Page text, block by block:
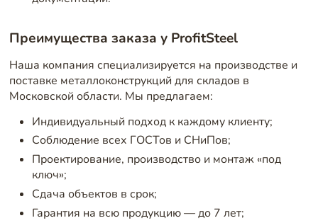
Преимущества заказа у ProfitSteel
Наша компания специализируется на производстве и
поставке металлоконструкций для складов в
Московской области. Мы предлагаем:
Индивидуальный подход к каждому клиенту;
Соблюдение всех ГОСТов и СНиПов;
Проектирование, производство и монтаж «под
ключ»;
Сдача объектов в срок;
Гарантия на всю продукцию — до 7 лет;